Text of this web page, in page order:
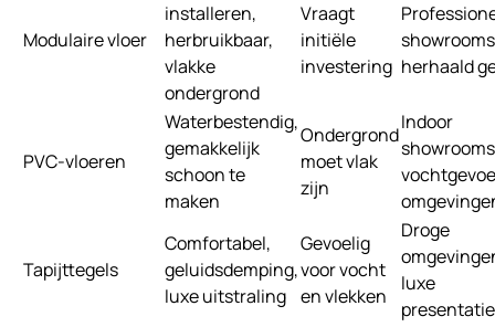
Modulaire vloer
installeren,
herbruikbaar,
vlakke
ondergrond
Vraagt
initiële
investering herhaald
PVC-vloeren
Waterbestendig,
gemakkelijk
schoon te
maken
Ondergrond
moet vlak
zijn
Indoor
Tapijttegels
Comfortabel,
geluidsdemping,
luxe uitstraling
Gevoelig
voor vocht
en vlekken
Droge
luxe